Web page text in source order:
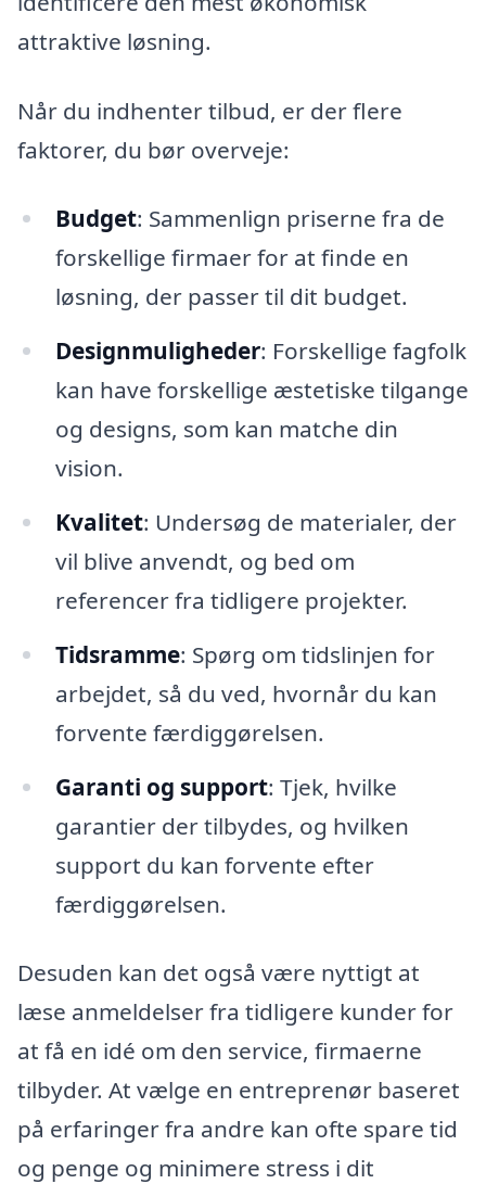
attraktive løsning.
Når du indhenter tilbud, er der flere
faktorer, du bør overveje:
Budget: Sammenlign priserne fra de
forskellige firmaer for at finde en
løsning, der passer til dit budget.
Designmuligheder: Forskellige fagfolk
kan have forskellige æstetiske tilgange
og designs, som kan matche din
vision.
Kvalitet: Undersøg de materialer, der
vil blive anvendt, og bed om
referencer fra tidligere projekter.
Tidsramme: Spørg om tidslinjen for
arbejdet, så du ved, hvornår du kan
forvente færdiggørelsen.
Garanti og support: Tjek, hvilke
garantier der tilbydes, og hvilken
support du kan forvente efter
færdiggørelsen.
Desuden kan det også være nyttigt at
læse anmeldelser fra tidligere kunder for
at få en idé om den service, firmaerne
tilbyder. At vælge en entreprenør baseret
på erfaringer fra andre kan ofte spare tid
og penge og minimere stress i dit